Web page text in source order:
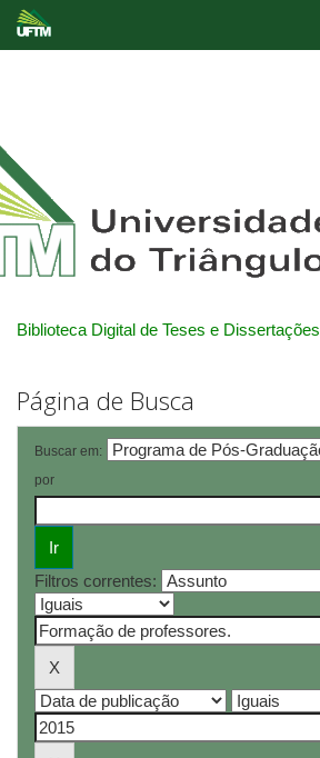
Biblioteca Digital de Teses e Dissertações
Página de Busca
Buscar em:
por
Filtros correntes: